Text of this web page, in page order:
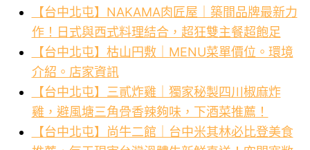
【台中北屯】NAKAMA肉匠屋｜築間品牌最新力
作！日式與西式料理結合，超狂雙主餐超飽足
【台中北屯】枯山円敷｜MENU菜單價位。環境
介紹。店家資訊
【台中北屯】三貳炸雞｜獨家秘製四川椒麻炸
雞，避風塘三角骨香辣夠味，下酒菜推薦！
【台中北屯】尚牛二館｜台中米其林必比登美食